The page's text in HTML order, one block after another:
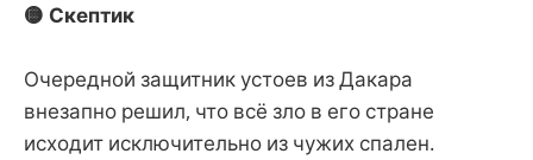
🟡 Скептик
Очередной защитник устоев из Дакара
внезапно решил, что всё зло в его стране
исходит исключительно из чужих спален.